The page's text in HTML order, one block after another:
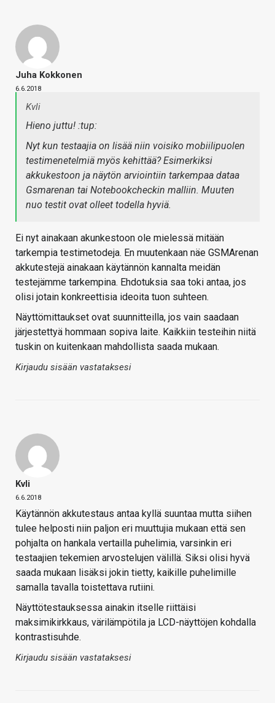
Juha Kokkonen
6.6.2018
Kvli
Hieno juttu! :tup:
Nyt kun testaajia on lisää niin voisiko mobiilipuolen
testimenetelmiä myös kehittää? Esimerkiksi
akkukestoon ja näytön arviointiin tarkempaa dataa
Gsmarenan tai Notebookcheckin malliin. Muuten
nuo testit ovat olleet todella hyviä.
Ei nyt ainakaan akunkestoon ole mielessä mitään
tarkempia testimetodeja. En muutenkaan näe GSMArenan
akkutestejä ainakaan käytännön kannalta meidän
testejämme tarkempina. Ehdotuksia saa toki antaa, jos
olisi jotain konkreettisia ideoita tuon suhteen.
Näyttömittaukset ovat suunnitteilla, jos vain saadaan
järjestettyä hommaan sopiva laite. Kaikkiin testeihin niitä
tuskin on kuitenkaan mahdollista saada mukaan.
Kirjaudu sisään vastataksesi
Kvli
6.6.2018
Käytännön akkutestaus antaa kyllä suuntaa mutta siihen
tulee helposti niin paljon eri muuttujia mukaan että sen
pohjalta on hankala vertailla puhelimia, varsinkin eri
testaajien tekemien arvostelujen välillä. Siksi olisi hyvä
saada mukaan lisäksi jokin tietty, kaikille puhelimille
samalla tavalla toistettava rutiini.
Näyttötestauksessa ainakin itselle riittäisi
maksimikirkkaus, värilämpötila ja LCD-näyttöjen kohdalla
kontrastisuhde.
Kirjaudu sisään vastataksesi